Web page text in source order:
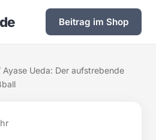
Beitrag im Shop
Ayase Ueda: Der aufstrebende